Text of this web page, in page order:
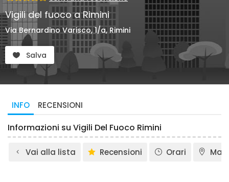
Vigili del fuoco a Rimini
Via Bernardino Varisco, 1/a, Rimini
Salva
INFO RECENSIONI
Informazioni su Vigili Del Fuoco Rimini
Vai alla lista Recensioni Orari